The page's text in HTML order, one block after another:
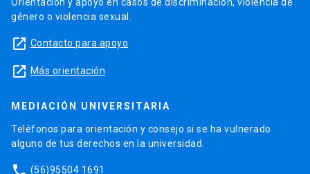
Orientación y apoyo en casos de discriminación, violencia de
género o violencia sexual.
launch Contacto para apoyo
launch Más orientación
MEDIACIÓN UNIVERSITARIA
Teléfonos para orientación y consejo si se ha vulnerado
alguno de tus derechos en la universidad.
(56)95504 1691